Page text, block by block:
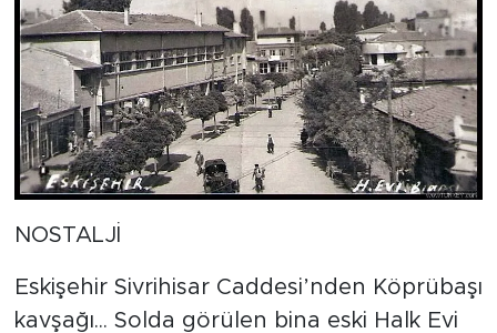
NOSTALJİ
Eskişehir Sivrihisar Caddesi’nden Köprübaşı
kavşağı... Solda görülen bina eski Halk Evi